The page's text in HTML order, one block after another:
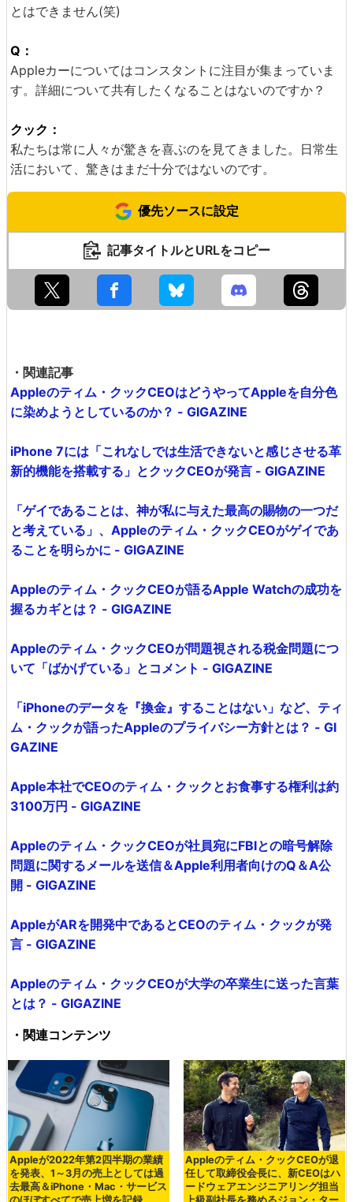
とはできません(笑)
Q：
Appleカーについてはコンスタントに注目が集まっていま
す。詳細について共有したくなることはないのですか？
クック：
私たちは常に人々が驚きを喜ぶのを見てきました。日常生
活において、驚きはまだ十分ではないのです。
優先ソースに設定
記事タイトルとURLをコピー
・関連記事
Appleのティム・クックCEOはどうやってAppleを自分色
に染めようとしているのか？ - GIGAZINE
iPhone 7には「これなしでは生活できないと感じさせる革
新的機能を搭載する」とクックCEOが発言 - GIGAZINE
「ゲイであることは、神が私に与えた最高の賜物の一つだ
と考えている」、Appleのティム・クックCEOがゲイであ
ることを明らかに - GIGAZINE
Appleのティム・クックCEOが語るApple Watchの成功を
握るカギとは？ - GIGAZINE
Appleのティム・クックCEOが問題視される税金問題につ
いて「ばかげている」とコメント - GIGAZINE
「iPhoneのデータを『換金』することはない」など、ティ
ム・クックが語ったAppleのプライバシー方針とは？ - GI
GAZINE
Apple本社でCEOのティム・クックとお食事する権利は約
3100万円 - GIGAZINE
Appleのティム・クックCEOが社員宛にFBIとの暗号解除
問題に関するメールを送信＆Apple利用者向けのQ＆A公
開 - GIGAZINE
AppleがARを開発中であるとCEOのティム・クックが発
言 - GIGAZINE
Appleのティム・クックCEOが大学の卒業生に送った言葉
とは？ - GIGAZINE
・関連コンテンツ
Appleが2022年第2四半期の業績
を発表、1～3月の売上としては過
去最高＆iPhone・Mac・サービス
Appleのティム・クックCEOが退
任して取締役会長に、新CEOはハ
ードウェアエンジニアリング担当